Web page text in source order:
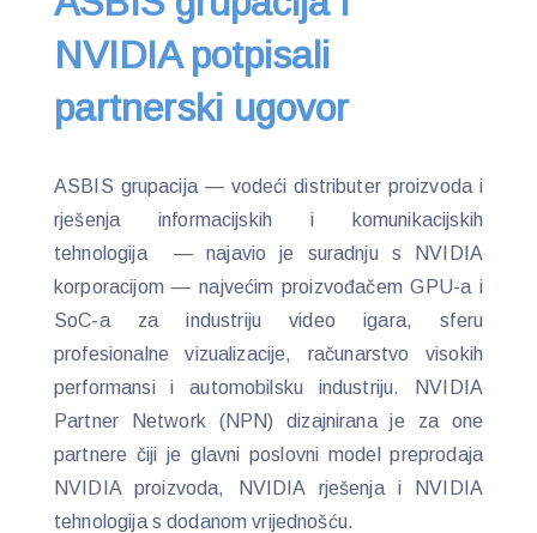
NVIDIA potpisali
partnerski ugovor
ASBIS grupacija — vodeći distributer proizvoda i
rješenja informacijskih i komunikacijskih
tehnologija — najavio je suradnju s NVIDIA
korporacijom — najvećim proizvođačem GPU-a i
SoC-a za industriju video igara, sferu
profesionalne vizualizacije, računarstvo visokih
performansi i automobilsku industriju. NVIDIA
Partner Network (NPN) dizajnirana je za one
partnere čiji je glavni poslovni model preprodaja
NVIDIA proizvoda, NVIDIA rješenja i NVIDIA
tehnologija s dodanom vrijednošću.